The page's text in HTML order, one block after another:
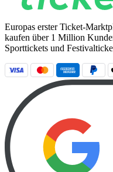
Europas erster Ticket-
kaufen über 1 Million
Sporttickets und